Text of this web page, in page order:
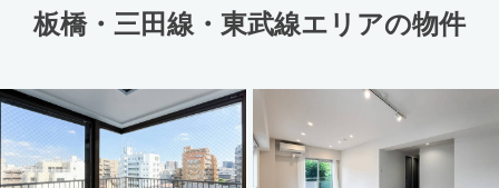
板橋・三田線・東武線エリアの物件